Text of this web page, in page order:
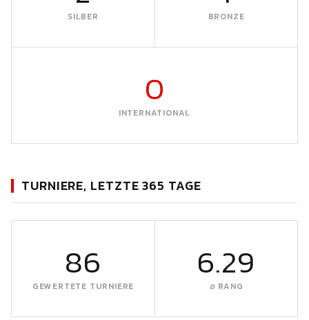
SILBER BRONZE
0
INTERNATIONAL
TURNIERE, LETZTE 365 TAGE
86
GEWERTETE TURNIERE
6.29
∅ RANG